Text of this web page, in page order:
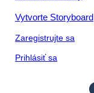
Vytvorte Storyboard
Zaregistrujte sa
Prihlásiť sa